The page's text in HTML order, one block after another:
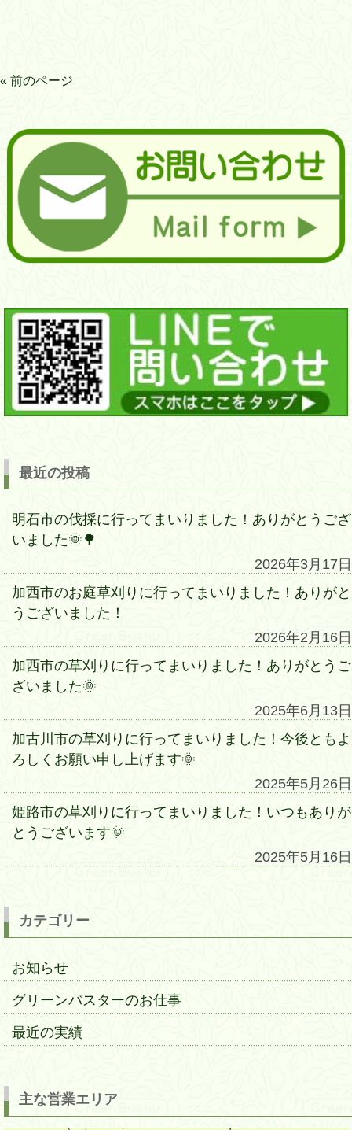
« 前のページ
最近の投稿
明石市の伐採に行ってまいりました！ありがとうござ
いました🌞🌳
2026年3月17日
加西市のお庭草刈りに行ってまいりました！ありがと
うございました！
2026年2月16日
加西市の草刈りに行ってまいりました！ありがとうご
ざいました🌞
2025年6月13日
加古川市の草刈りに行ってまいりました！今後ともよ
ろしくお願い申し上げます🌞
2025年5月26日
姫路市の草刈りに行ってまいりました！いつもありが
とうございます🌞
2025年5月16日
カテゴリー
お知らせ
グリーンバスターのお仕事
最近の実績
主な営業エリア